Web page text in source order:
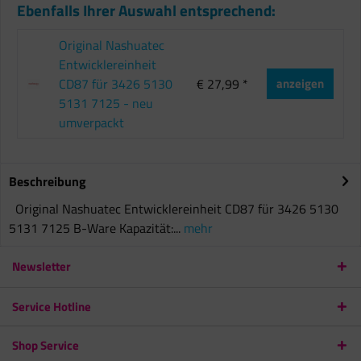
Ebenfalls Ihrer Auswahl entsprechend:
Original Nashuatec
Entwicklereinheit
CD87 für 3426 5130
5131 7125 - neu
umverpackt
€ 27,99 * anzeigen
Beschreibung
Original Nashuatec Entwicklereinheit CD87 für 3426 5130
5131 7125 B-Ware Kapazität:... mehr
Newsletter
Service Hotline
Shop Service